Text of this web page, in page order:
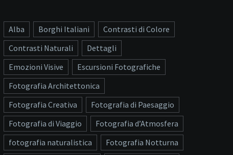
Alba Borghi Italiani
Contrasti di Colore
Contrasti Naturali
Dettagli
Emozioni Visive
Escursioni Fotografiche
Fotografia Architettonica
Fotografia Creativa
Fotografia di Paesaggio
Fotografia di Viaggio
Fotografia d’Atmosfera
fotografia naturalistica
Fotografia Notturna